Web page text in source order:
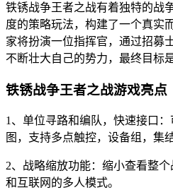
铁锈战争王者之战有着独特的战
度的策略玩法，构建了一个真实
家将扮演一位指挥官，通过招募
不断壮大自己的势力，最终目标
铁锈战争王者之战游戏亮点
1、单位寻路和编队，快速接口
图，支持多点触控，设备组，集
2、战略缩放功能：缩小查看整
和互联网的多人模式。